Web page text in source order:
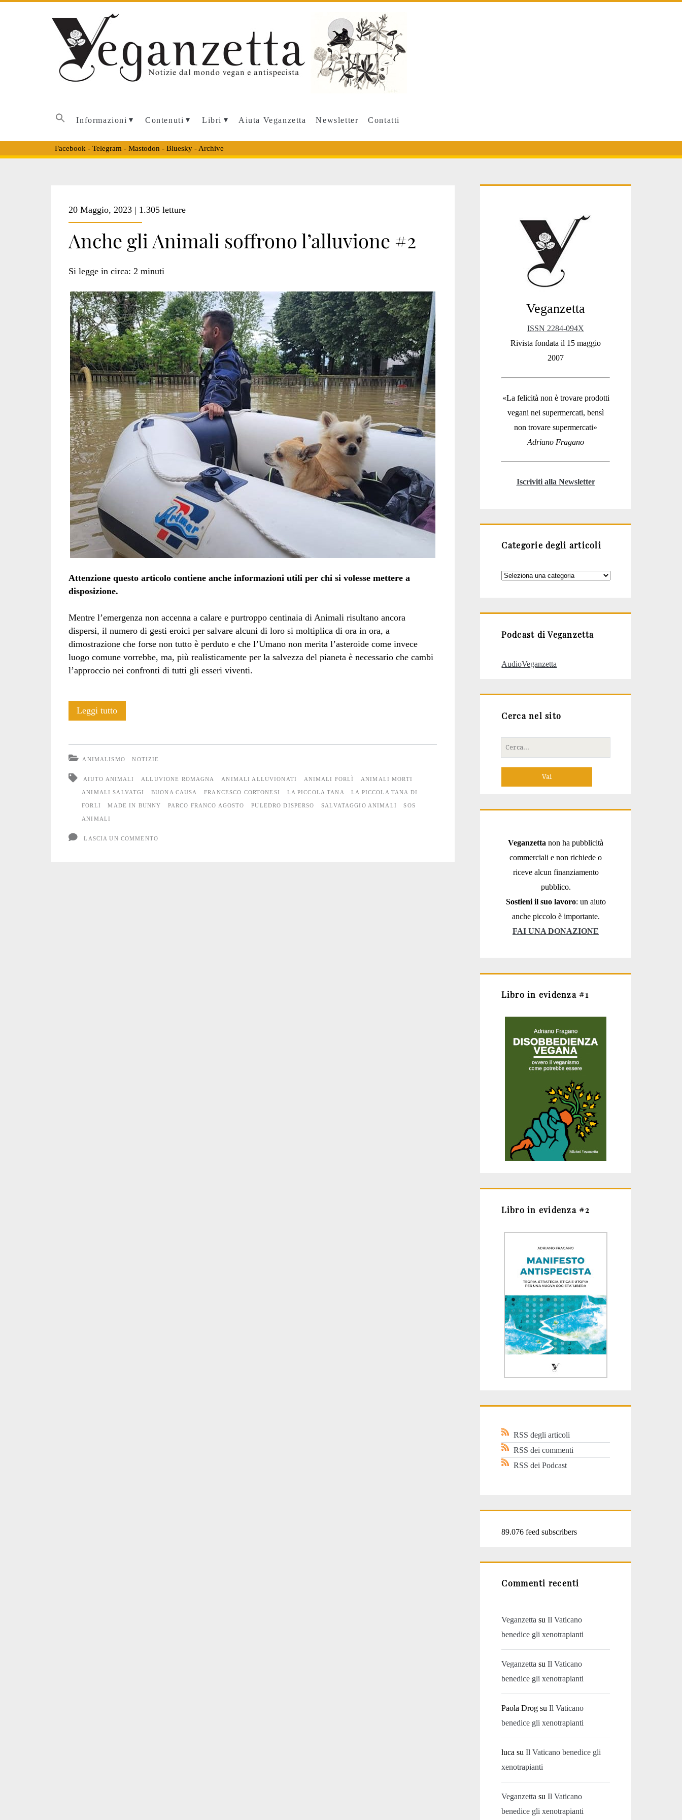
Informazioni Contenuti Libri Aiuta Veganzetta Newsletter Contatti
Facebook - Telegram - Mastodon - Bluesky- Archive
<span>aiuto
animali</span>
20 Maggio, 2023 | 1.305 letture
Anche gli Animali soffrono l’alluvione #2
Si legge in circa: 2 minuti
Attenzione questo articolo contiene anche informazioni utili per chi si volesse mettere a
disposizione.
Mentre l’emergenza non accenna a calare e purtroppo centinaia di Animali risultano ancora
dispersi, il numero di gesti eroici per salvare alcuni di loro si moltiplica di ora in ora, a
dimostrazione che forse non tutto è perduto e che l’Umano non merita l’asteroide come invece
luogo comune vorrebbe, ma, più realisticamente per la salvezza del pianeta è necessario che cambi
l’approccio nei confronti di tutti gli esseri viventi.
Leggi tuttoAnche
l’alluvione
#2
ANIMALISMO NOTIZIE
AIUTO ANIMALI ALLUVIONE ROMAGNA ANIMALI ALLUVIONATI ANIMALI FORLÌ ANIMALI MORTI
ANIMALI SALVATGI BUONA CAUSA FRANCESCO CORTONESI LA PICCOLA TANA LA PICCOLA TANA DI
FORLI MADE IN BUNNY PARCO FRANCO AGOSTO PULEDRO DISPERSO SALVATAGGIO ANIMALI SOS
ANIMALI
LASCIA UN COMMENTO
Sidebar
Veganzetta
ISSN 2284-094X
Rivista fondata il 15 maggio
2007
«La felicità non è trovare prodotti
vegani nei supermercati, bensì
non trovare supermercati»
Adriano Fragano
Iscriviti alla Newsletter
Categorie degli articoli
Categorie
Podcast di Veganzetta
AudioVeganzetta
Cerca nel sito
Cerca
per:
Veganzetta non ha pubblicità
commerciali e non richiede o
riceve alcun finanziamento
pubblico.
Sostieni il suo lavoro: un aiuto
anche piccolo è importante.
FAI UNA DONAZIONE
Libro in evidenza #1
Libro in evidenza #2
RSS degli articoli
RSS dei commenti
RSS dei Podcast
89.076 feed subscribers
Commenti recenti
Veganzetta suIl Vaticano
benedice gli xenotrapianti
Veganzetta suIl Vaticano
benedice gli xenotrapianti
Paola Drog suIl Vaticano
benedice gli xenotrapianti
luca suIl Vaticano benedice gli
xenotrapianti
Veganzetta suIl Vaticano
benedice gli xenotrapianti